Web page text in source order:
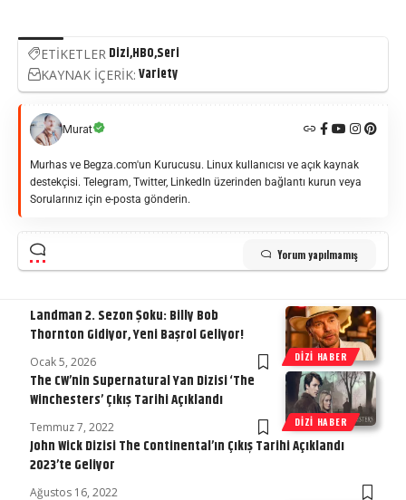
ETİKETLER DiziHBOSeri
KAYNAK İÇERİK: Variety
Murat
Murhas ve Begza.com'un Kurucusu. Linux kullanıcısı ve açık kaynak
destekçisi. Telegram, Twitter, LinkedIn üzerinden bağlantı kurun veya
Sorularınız için e-posta gönderin.
Yorum yapılmamış
DIZI HABER
Landman 2. Sezon Şoku: Billy Bob
Thornton Gidiyor, Yeni Başrol Geliyor!
Ocak 5, 2026
DIZI HABER
The CW’nin Supernatural Yan Dizisi ‘The
Winchesters’ Çıkış Tarihi Açıklandı
Temmuz 7, 2022
John Wick Dizisi The Continental’ın Çıkış Tarihi Açıklandı
2023’te Geliyor
Ağustos 16, 2022